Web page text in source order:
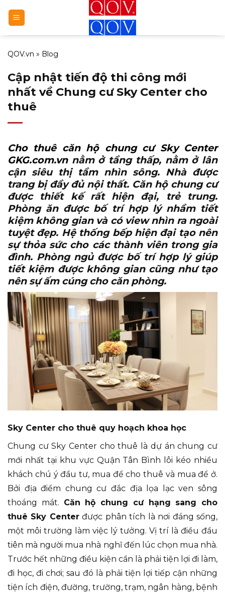
qua
nội
dung
QOV.vn » Blog
Cập nhật tiến độ thi công mới
nhất về Chung cư Sky Center cho
thuê
Cho thuê căn hộ chung cư Sky Center
GKG.com.vnnằm ở tầng thấp, nằm ở lân
cận siêu thị tầm nhìn sông. Nhà được
trang bị đầy đủ nội thất. Căn hộ chung cư
được thiết kế rất hiện đại, trẻ trung.
Phòng ăn được bố trí hợp lý nhầm tiết
kiệm không gian và có view nhìn ra ngoài
tuyệt đẹp. Hệ thống bếp hiện đại tạo nên
sự thỏa sức cho các thành viên trong gia
đình. Phòng ngủ được bố trí hợp lý giúp
tiết kiệm được không gian cũng như tạo
nên sự ấm cúng cho căn phòng.
Sky Center cho thuê quy hoạch khoa học
Chung cư Sky Center cho thuê là dự án chung cư
mới nhất tại khu vực Quận Tân Bình lôi kéo nhiều
khách chú ý đầu tư, mua để cho thuê và mua để ở.
Bởi địa điểm chung cư đắc địa lọa lạc ven sông
thoáng mát. Căn hộ chung cư hạng sang cho
thuê Sky Centerđược phân tích là nơi đáng sống,
một môi trường làm việc lý tưởng. Vị trí là điều đầu
tiên mà người mua nhà nghĩ đến lúc chọn mua nhà.
Trước hết những điều kiện cần là phải tiện lợi đi làm,
đi học, đi chơi; sau đó là phải tiện lợi tiếp cận những
tiện ích điện, đường, trường, trạm, ngân hàng, bệnh